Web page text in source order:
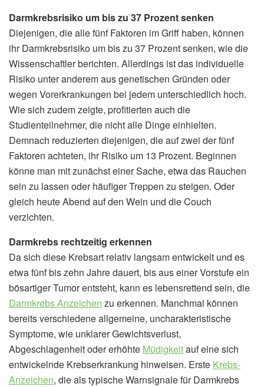
Darmkrebsrisiko um bis zu 37 Prozent senken
Diejenigen, die alle fünf Faktoren im Griff haben, können
ihr Darmkrebsrisiko um bis zu 37 Prozent senken, wie die
Wissenschaftler berichten. Allerdings ist das individuelle
Risiko unter anderem aus genetischen Gründen oder
wegen Vorerkrankungen bei jedem unterschiedlich hoch.
Wie sich zudem zeigte, profitierten auch die
Studienteilnehmer, die nicht alle Dinge einhielten.
Demnach reduzierten diejenigen, die auf zwei der fünf
Faktoren achteten, ihr Risiko um 13 Prozent. Beginnen
könne man mit zunächst einer Sache, etwa das Rauchen
sein zu lassen oder häufiger Treppen zu steigen. Oder
gleich heute Abend auf den Wein und die Couch
verzichten.
Darmkrebs rechtzeitig erkennen
Da sich diese Krebsart relativ langsam entwickelt und es
etwa fünf bis zehn Jahre dauert, bis aus einer Vorstufe ein
bösartiger Tumor entsteht, kann es lebensrettend sein, die
Darmkrebs Anzeichen zu erkennen. Manchmal können
bereits verschiedene allgemeine, uncharakteristische
Symptome, wie unklarer Gewichtsverlust,
Abgeschlagenheit oder erhöhte Müdigkeitauf eine sich
entwickelnde Krebserkrankung hinweisen. Erste Krebs-
Anzeichen, die als typische Warnsignale für Darmkrebs